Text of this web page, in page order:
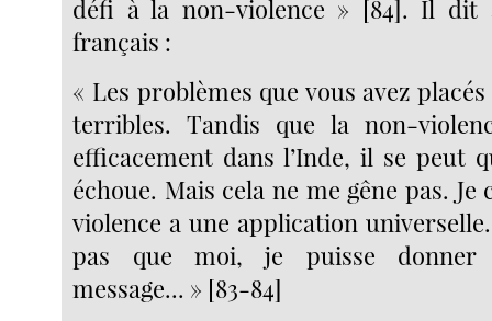
défi à la non-violence » [84]. Il dit
français :
« Les problèmes que vous avez
terribles. Tandis que la non-
efficacement dans l’Inde, il se peut
échoue. Mais cela ne me gêne pas.
violence a une application
pas que moi, je puisse donner
message... » [83-84]